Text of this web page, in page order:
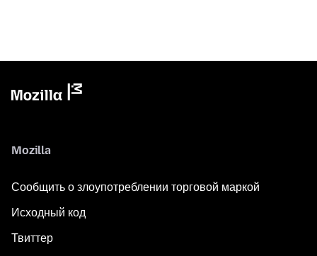
Mozilla
Сообщить о злоупотреблении торговой маркой
Исходный код
Твиттер